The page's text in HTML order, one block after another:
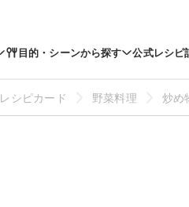
目的・シーンから探す 公式レシピ
レシピカード 野菜料理 炒め